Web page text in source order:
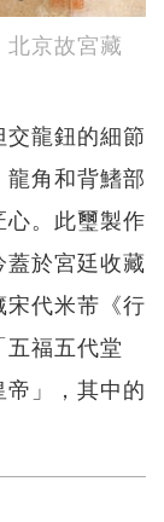
京故宮藏
龍鈕的細節
角和背鰭部
。此璽製作
於宮廷收藏
代米芾《行
福五代堂
」，其中的